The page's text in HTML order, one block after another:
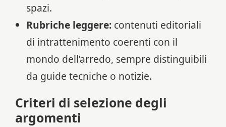
spazi.
Rubriche leggere: contenuti editoriali
di intrattenimento coerenti con il
mondo dell’arredo, sempre distinguibili
da guide tecniche o notizie.
Criteri di selezione degli
argomenti